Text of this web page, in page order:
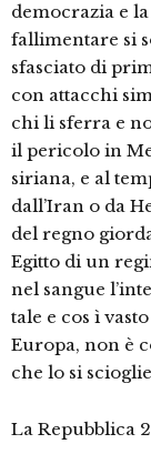
democrazia e
fallimentare si
sfasciato di
con attacchi
chi li sferra e
il pericolo in
siriana, e al
dall’Iran o da
del regno
Egitto di un
nel sangue
tale e cos ì
Europa, non è
che lo si
La Repubblica